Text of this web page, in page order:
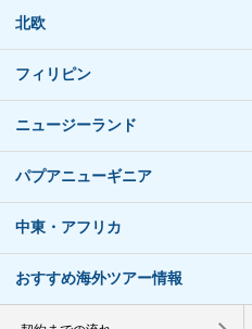
北欧
フィリピン
ニュージーランド
パプアニューギニア
中東・アフリカ
おすすめ海外ツアー情報